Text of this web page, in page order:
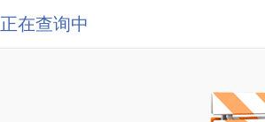
正在查询中